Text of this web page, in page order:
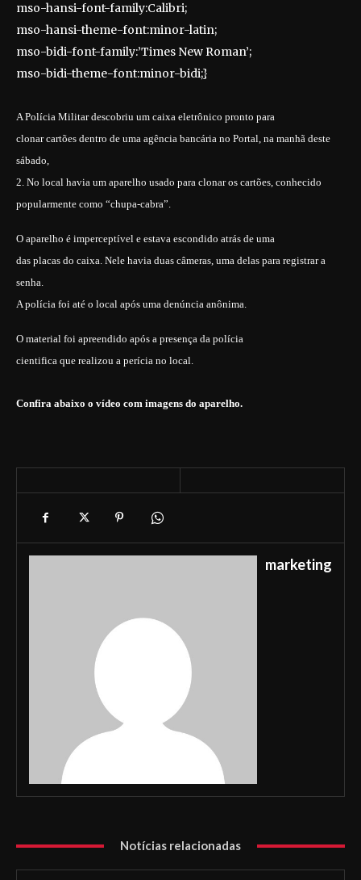
mso-hansi-font-family:Calibri;
mso-hansi-theme-font:minor-latin;
mso-bidi-font-family:’Times New Roman’;
mso-bidi-theme-font:minor-bidi;}
A Polícia Militar descobriu um caixa eletrônico pronto para
clonar cartões dentro de uma agência bancária no Portal, na manhã deste
sábado,
2. No local havia um aparelho usado para clonar os cartões, conhecido
popularmente como “chupa-cabra”.
O aparelho é imperceptível e estava escondido atrás de uma
das placas do caixa. Nele havia duas câmeras, uma delas para registrar a
senha.
A polícia foi até o local após uma denúncia anônima.
O material foi apreendido após a presença da polícia
cientifica que realizou a perícia no local.
Confira abaixo o vídeo com imagens do aparelho.
marketing
Notícias relacionadas